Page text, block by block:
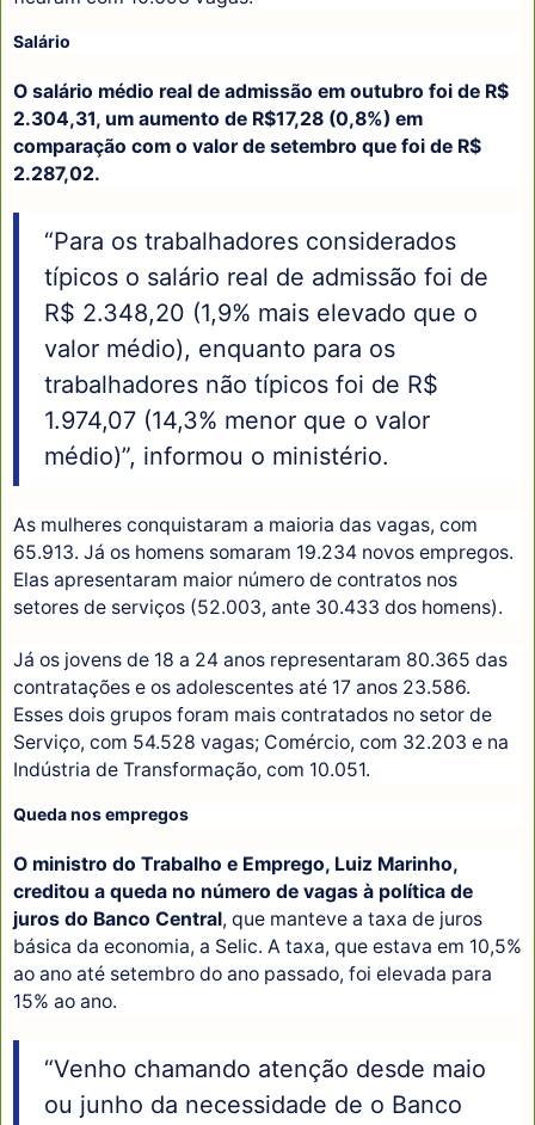
Salário
O salário médio real de admissão em outubro foi de R$
2.304,31, um aumento de R$17,28 (0,8%) em
comparação com o valor de setembro que foi de R$
2.287,02.
“Para os trabalhadores considerados
típicos o salário real de admissão foi de
R$ 2.348,20 (1,9% mais elevado que o
valor médio), enquanto para os
trabalhadores não típicos foi de R$
1.974,07 (14,3% menor que o valor
médio)”, informou o ministério.
As mulheres conquistaram a maioria das vagas, com
65.913. Já os homens somaram 19.234 novos empregos.
Elas apresentaram maior número de contratos nos
setores de serviços (52.003, ante 30.433 dos homens).
Já os jovens de 18 a 24 anos representaram 80.365 das
contratações e os adolescentes até 17 anos 23.586.
Esses dois grupos foram mais contratados no setor de
Serviço, com 54.528 vagas; Comércio, com 32.203 e na
Indústria de Transformação, com 10.051.
Queda nos empregos
O ministro do Trabalho e Emprego, Luiz Marinho,
creditou a queda no número de vagas à política de
juros do Banco Central, que manteve a taxa de juros
básica da economia, a Selic. A taxa, que estava em 10,5%
ao ano até setembro do ano passado, foi elevada para
15% ao ano.
“Venho chamando atenção desde maio
ou junho da necessidade de o Banco